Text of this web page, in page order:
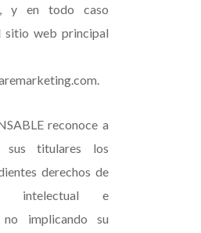
y en todo caso
sitio web principal
reconoce a
titulares los
derechos de
intelectual e
no implicando su